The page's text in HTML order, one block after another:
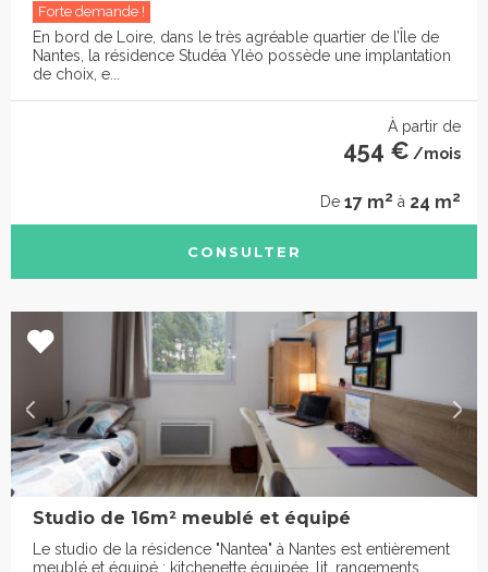
Forte demande !
En bord de Loire, dans le très agréable quartier de l’Île de
Nantes, la résidence Studéa Yléo possède une implantation
de choix, e...
À partir de
454 € /mois
De 17 m2 à 24 m2
CONSULTER
Studio de 16m² meublé et équipé
Le studio de la résidence "Nantea" à Nantes est entièrement
meublé et équipé : kitchenette équipée, lit, rangements,